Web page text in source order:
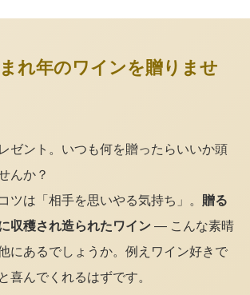
れ年のワインを贈りませ
ゼント。いつも何を贈ったらいいか頭
んか？
ツは「相手を思いやる気持ち」。 贈る
収穫され造られたワイン — こんな素晴
にあるでしょうか。例えワイン好きで
喜んでくれるはずです。